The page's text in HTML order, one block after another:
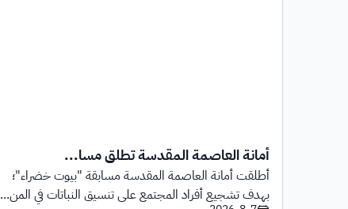
أمانة العاصمة المقدسة تطلق مسا...
أطلقت أمانة العاصمة المقدسة مسابقة "بيوت خضراء"؛
بهدف تشجيع أفراد المجتمع على تنسيق النباتات في المن...